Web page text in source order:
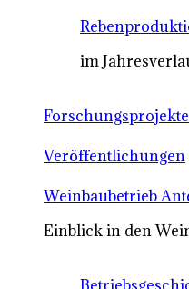
im
Veröffentlichungen
Weinbaubetrieb
Einblick in den